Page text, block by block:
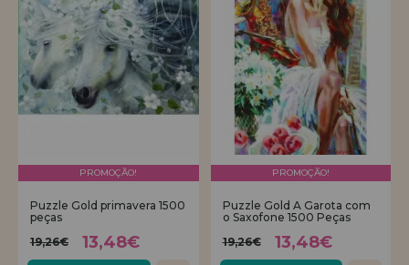
PROMOÇÃO!
Puzzle Gold primavera 1500
peças
19,26€
13,48€
PROMOÇÃO!
Puzzle Gold A Garota com
o Saxofone 1500 Peças
19,26€
13,48€